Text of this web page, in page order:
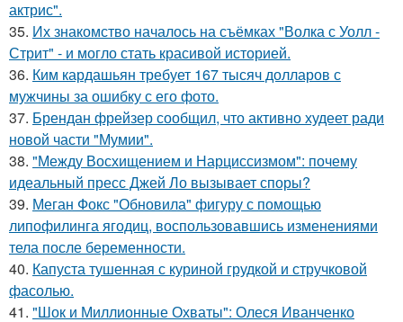
актрис".
35. Их знакомство началось на съёмках "Волка с Уолл -
Стрит" - и могло стать красивой историей.
36. Ким кардашьян требует 167 тысяч долларов с
мужчины за ошибку с его фото.
37. Брендан фрейзер сообщил, что активно худеет ради
новой части "Мумии".
38. "Между Восхищением и Нарциссизмом": почему
идеальный пресс Джей Ло вызывает споры?
39. Меган Фокс "Обновила" фигуру с помощью
липофилинга ягодиц, воспользовавшись изменениями
тела после беременности.
40. Капуста тушенная с куриной грудкой и стручковой
фасолью.
41. "Шок и Миллионные Охваты": Олеся Иванченко